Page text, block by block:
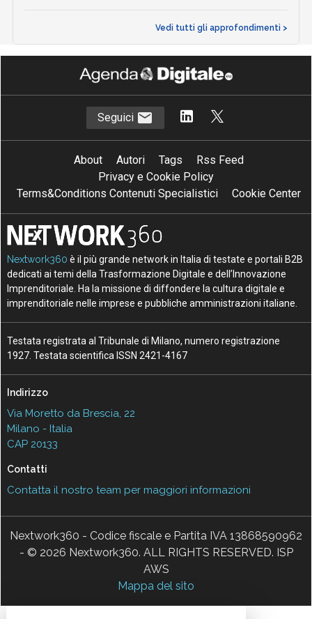
Vedi tutti gli approfondimenti >
Seguici
About Autori Tags
Rss Feed
Privacy e Cookie Policy
Terms&Conditions Contenuti Specialistici
Cookie Center
Nextwork360 è il più grande network in Italia di testate e portali B2B
dedicati ai temi della Trasformazione Digitale e dell’Innovazione
Imprenditoriale. Ha la missione di diffondere la cultura digitale e
imprenditoriale nelle imprese e pubbliche amministrazioni italiane.
Testata registrata al Tribunale di Milano, numero registrazione
1927. Testata scientifica ISSN 2421-4167
Indirizzo
Via Moretto da Brescia, 22
Milano - Italia
CAP 20133
Contatti
Contatta il nostro team per maggiori informazioni
Nextwork360 - Codice fiscale e Partita IVA 13868590962
- © 2026 Nextwork360. ALL RIGHTS RESERVED. ISP
AWS
Mappa del sito